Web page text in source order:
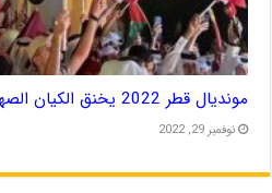
مونديال قطر 2022 يخنق الكيان الصهيوني ويعزله
نوفمبر 29, 2022